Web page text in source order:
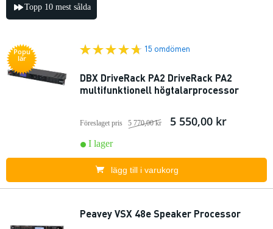
Topp 10 mest sålda
Popu
lär
15 omdömen
DBX DriveRack PA2 DriveRack PA2
multifunktionell högtalarprocessor
Föreslaget pris 5 770,00 kr 5 550,00 kr
I lager
lägg till i varukorg
Peavey VSX 48e Speaker Processor